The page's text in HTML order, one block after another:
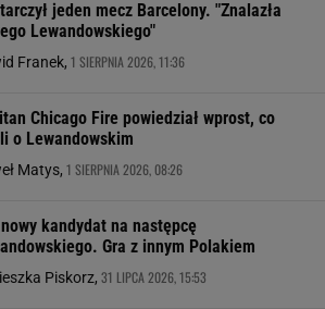
jeden mecz Barcelony. "Znalazła
Lewandowskiego"
Franek, 1 SIERPNIA 2026, 11:36
Chicago Fire powiedział wprost, co
o Lewandowskim
Matys, 1 SIERPNIA 2026, 08:26
kandydat na następcę
Gra z innym Polakiem
Piskorz, 31 LIPCA 2026, 15:53